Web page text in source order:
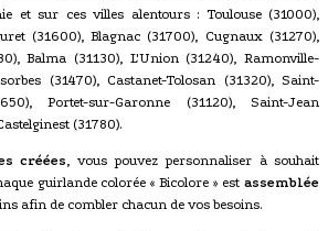
et sur ces villes alentours : Toulouse (31000),
(31600), Blagnac (31700), Cugnaux (31270),
Balma (31130), L'Union (31240), Ramonville-
(31470), Castanet-Tolosan (31320), Saint-
Portet-sur-Garonne (31120), Saint-Jean
(31780).
créées, vous pouvez personnaliser à souhait
guirlande colorée « Bicolore » est assemblée
afin de combler chacun de vos besoins.